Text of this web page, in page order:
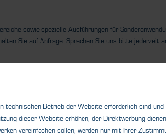
sowie spezielle Ausführungen für
Sie auf Anfrage. Sprechen Sie uns bitte jederzeit
technischen Betrieb der Website erforderlich sind
dieser Website erhöhen, der Direktwerbung
vereinfachen sollen, werden nur mit Ihrer